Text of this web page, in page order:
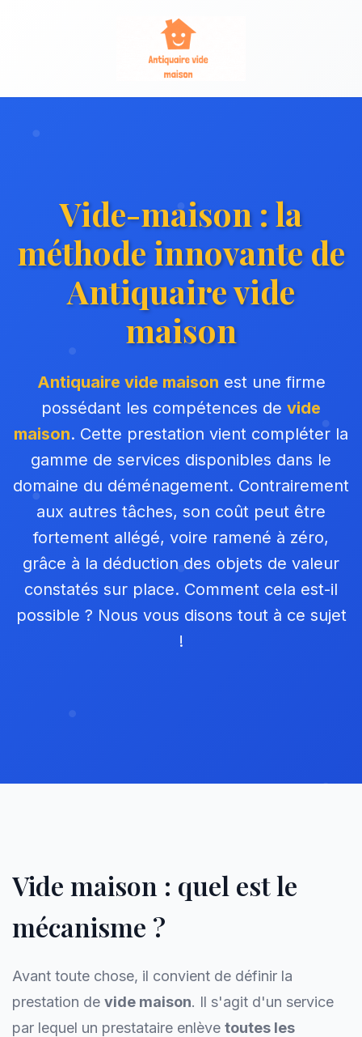
Vide-maison : la
méthode innovante de
Antiquaire vide
maison
Antiquaire vide maison est une firme
possédant les compétences de vide
maison. Cette prestation vient compléter la
gamme de services disponibles dans le
domaine du déménagement. Contrairement
aux autres tâches, son coût peut être
fortement allégé, voire ramené à zéro,
grâce à la déduction des objets de valeur
constatés sur place. Comment cela est-il
possible ? Nous vous disons tout à ce sujet
!
Vide maison : quel est le
mécanisme ?
Avant toute chose, il convient de définir la
prestation de vide maison. Il s'agit d'un service
par lequel un prestataire enlève toutes les